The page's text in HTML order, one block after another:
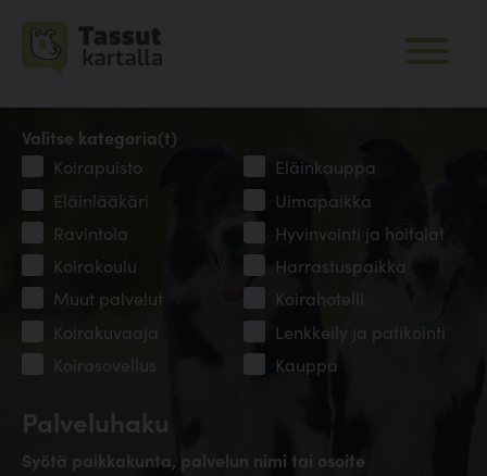
Palveluhaku
Syötä paikkakunta, palvelun nimi tai osoite
Valitse kategoria(t)
Koirapuisto
Eläinkauppa
Eläinlääkäri
Uimapaikka
Ravintola
Hyvinvointi ja hoitolat
Koirakoulu
Harrastuspaikka
Muut palvelut
Koirahotelli
Koirakuvaaja
Lenkkeily ja patikointi
Koirasovellus
Kauppa